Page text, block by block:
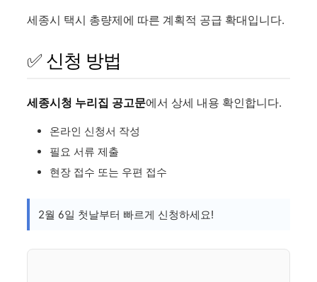
세종시 택시 총량제에 따른 계획적 공급 확대입니다.
✅ 신청 방법
세종시청 누리집 공고문에서 상세 내용 확인합니다.
온라인 신청서 작성
필요 서류 제출
현장 접수 또는 우편 접수
2월 6일 첫날부터 빠르게 신청하세요!